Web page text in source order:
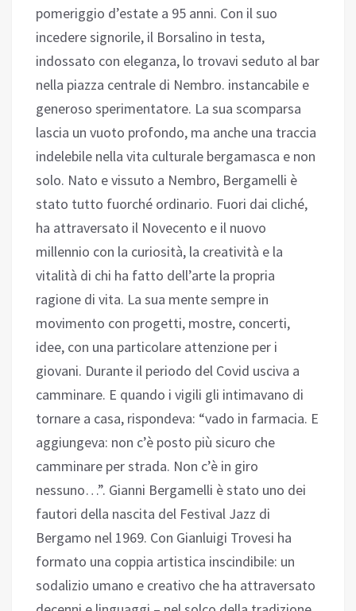
pomeriggio d’estate a 95 anni. Con il suo
incedere signorile, il Borsalino in testa,
indossato con eleganza, lo trovavi seduto al bar
nella piazza centrale di Nembro. instancabile e
generoso sperimentatore. La sua scomparsa
lascia un vuoto profondo, ma anche una traccia
indelebile nella vita culturale bergamasca e non
solo. Nato e vissuto a Nembro, Bergamelli è
stato tutto fuorché ordinario. Fuori dai cliché,
ha attraversato il Novecento e il nuovo
millennio con la curiosità, la creatività e la
vitalità di chi ha fatto dell’arte la propria
ragione di vita. La sua mente sempre in
movimento con progetti, mostre, concerti,
idee, con una particolare attenzione per i
giovani. Durante il periodo del Covid usciva a
camminare. E quando i vigili gli intimavano di
tornare a casa, rispondeva: “vado in farmacia. E
aggiungeva: non c’è posto più sicuro che
camminare per strada. Non c’è in giro
nessuno…”. Gianni Bergamelli è stato uno dei
fautori della nascita del Festival Jazz di
Bergamo nel 1969. Con Gianluigi Trovesi ha
formato una coppia artistica inscindibile: un
sodalizio umano e creativo che ha attraversato